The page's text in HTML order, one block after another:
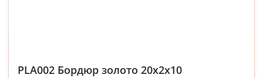
PLA002 Бордюр золото 20х2х10